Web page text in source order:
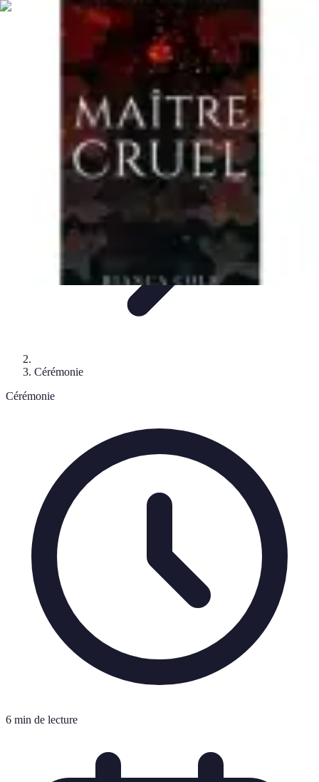
Mariage et Union
Musique et AnimationRituels et Traditions
Cérémonie Organisation de Mariage
Mariage et Union
Cérémonie
Cérémonie
6 min de lecture